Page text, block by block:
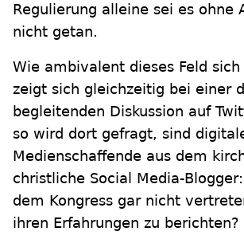
Regulierung alleine sei es ohne
nicht getan.
Wie ambivalent dieses Feld
zeigt sich gleichzeitig bei einer
begleitenden Diskussion auf
so wird dort gefragt, sind
Medienschaffende aus dem
christliche Social Media-
dem Kongress gar nicht
ihren Erfahrungen zu berichten?